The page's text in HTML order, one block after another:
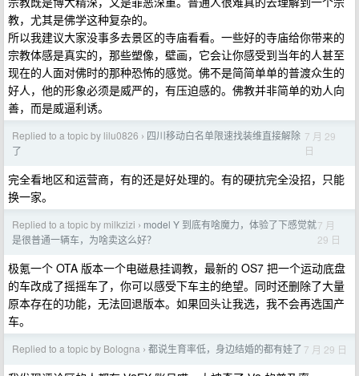
教，尤其是佛学这种复杂的。
所以我建议大家没事多去景区的寺庙看看。一些好的寺庙给你带来的
宗教体感是真实的，那些塑像，壁画，它会让你感受到当年的人甚至
现在的人面对佛时的那种恐怖的感觉。佛不是简简单单的普渡众生的
好人，他的形象必须是威严的，有压迫感的。佛教并非简单的劝人向
善，而是威逼利诱。
Replied to a topic by lilu0826 › 四川移动白名单限速找装维直接解除
了
7 月 29
日
完全看地区和运营商，有的还是好处理的。有的硬抗完全没招，只能
换一家。
Replied to a topic by milkzizi › model Y 到底有啥魔力，体验了下感觉就
是很普通一辆车，为啥卖这么好？
7 月
29 日
极氪一个 OTA 版本一个电磁悬挂调教，最新的 OS7 把一个运动底盘
的车改成了摇摇车了，你可以感受下车主的绝望。同时还删除了大量
原本存在的功能，无法回退版本。如果回头让我选，我不会再选国产
车。
Replied to a topic by Bologna › 都说生育率低，身边结婚的都有娃了 7 月 29 日